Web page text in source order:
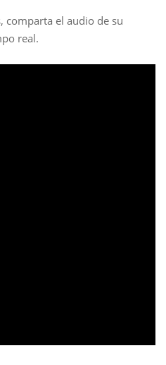
comparta el audio de su
real.